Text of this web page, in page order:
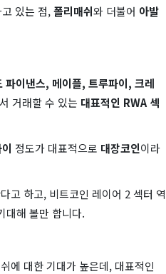
있는 점,폴리매쉬와 더불어 아발
이낸스, 메이플, 트루파이, 크레
거래할 수 있는 대표적인 RWA 섹
정도가 대표적으로 대장코인이라
고 하고, 비트코인 레이어 2 섹터 역
대해 볼만 합니다.
에 대한 기대가 높은데, 대표적인